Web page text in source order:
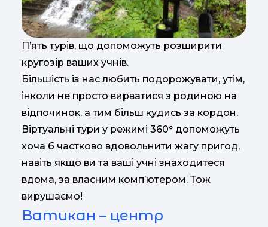
П’ять турів, що допоможуть розширити
кругозір ваших учнів.
Більшість із нас любить подорожувати, утім,
інколи не просто вирватися з родиною на
відпочинок, а тим більш кудись за кордон.
Віртуальні тури у режимі 360° допоможуть
хоча б частково вдовольнити жагу пригод,
навіть якщо ви та ваші учні знаходитеся
вдома, за власним комп’ютером. Тож
вирушаємо!
Ватикан – центр